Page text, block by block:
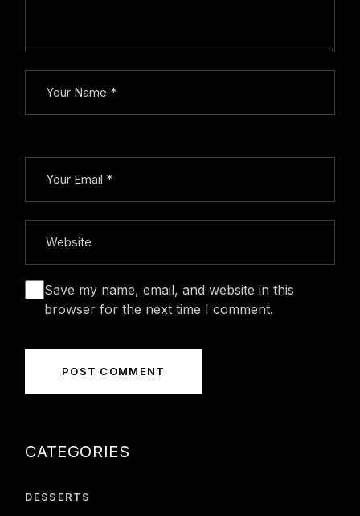
Save my name, email, and website in this
browser for the next time I comment.
POST COMMENT
CATEGORIES
DESSERTS